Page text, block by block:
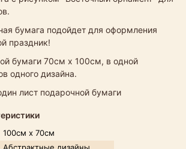
бумага подойдет для оформления
праздник!
бумаги 70см х 100см, в одной
одного дизайна.
лист подарочной бумаги
100см х 70см